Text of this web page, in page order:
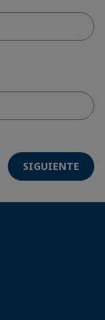
SIGUIENTE